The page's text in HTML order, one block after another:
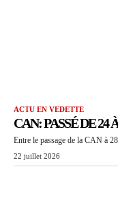
ACTU EN VEDETTE
CAN: PASSÉ DE 24
Entre le passage de la CAN à
22 juillet 2026